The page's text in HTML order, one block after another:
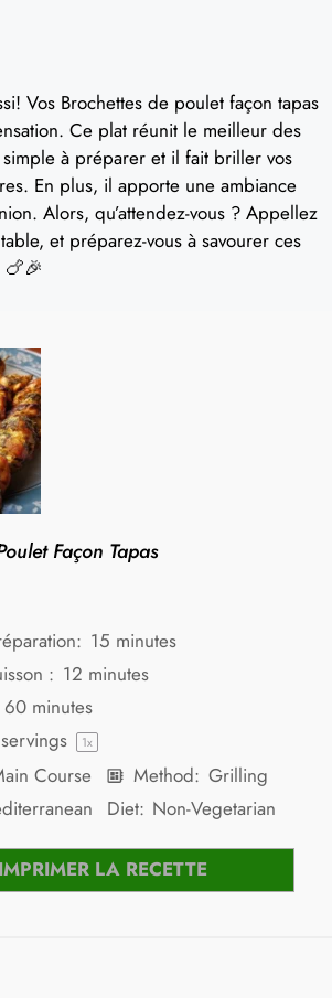
Vos Brochettes de poulet façon tapas
Ce plat réunit le meilleur des
à préparer et il fait briller vos
En plus, il apporte une ambiance
Alors, qu’attendez-vous ? Appellez
et préparez-vous à savourer ces
Façon Tapas
15 minutes
: 12 minutes
60 minutes
1x
Course Method: Grilling
Diet: Non-Vegetarian
IMPRIMER LA RECETTE